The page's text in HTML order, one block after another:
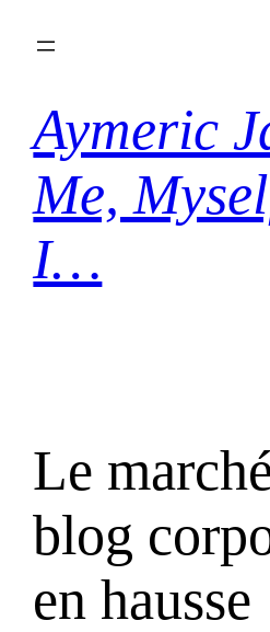
Aymeric
Me,
I…
Le
blog
en hausse